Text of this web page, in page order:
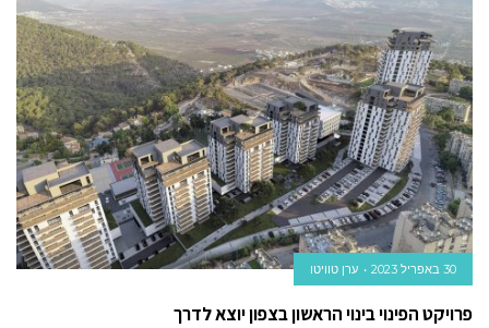
30 באפריל 2023 ערן טוויטו
פרויקט הפינוי בינוי הראשון בצפון יוצא לדרך